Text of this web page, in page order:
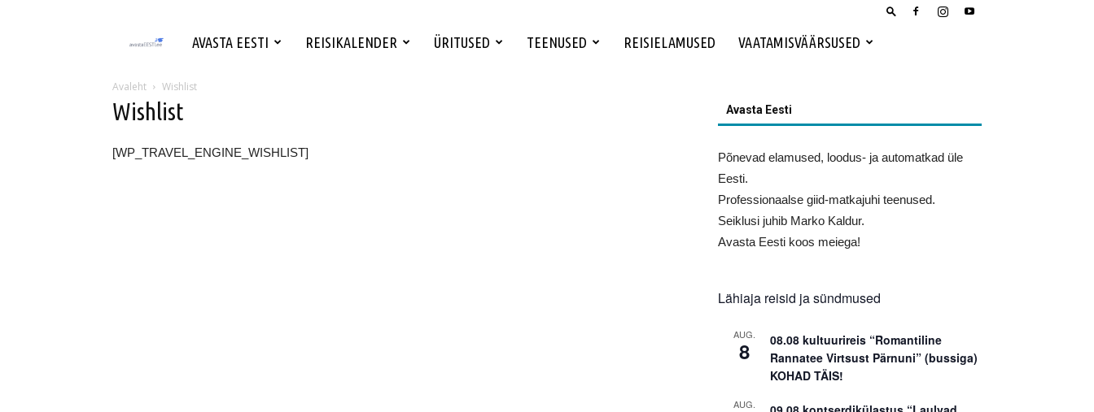
avastaeesti.ee
–
Avasta
Eesti
AVASTA EESTI REISIKALENDER ÜRITUSED TEENUSED REISIELAMUSED VAATAMISVÄÄRSUSED
Avaleht Wishlist
Wishlist
[WP_TRAVEL_ENGINE_WISHLIST]
Avasta Eesti
Põnevad elamused, loodus- ja automatkad üle
Eesti.
Professionaalse giid-matkajuhi teenused.
Seiklusi juhib Marko Kaldur.
Avasta Eesti koos meiega!
Lähiaja reisid ja sündmused
AUG.
8
08.08 kultuurireis “Romantiline
Rannatee Virtsust Pärnuni” (bussiga)
KOHAD TÄIS!
AUG.